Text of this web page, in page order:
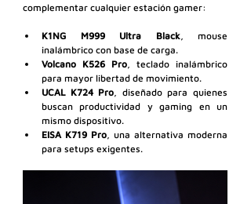
complementar cualquier estación gamer:
K1NG M999 Ultra Black, mouse
inalámbrico con base de carga.
Volcano K526 Pro , teclado inalámbrico
para mayor libertad de movimiento.
UCAL K724 Pro , diseñado para quienes
buscan productividad y gaming en un
mismo dispositivo.
EISA K719 Pro , una alternativa moderna
para setups exigentes.